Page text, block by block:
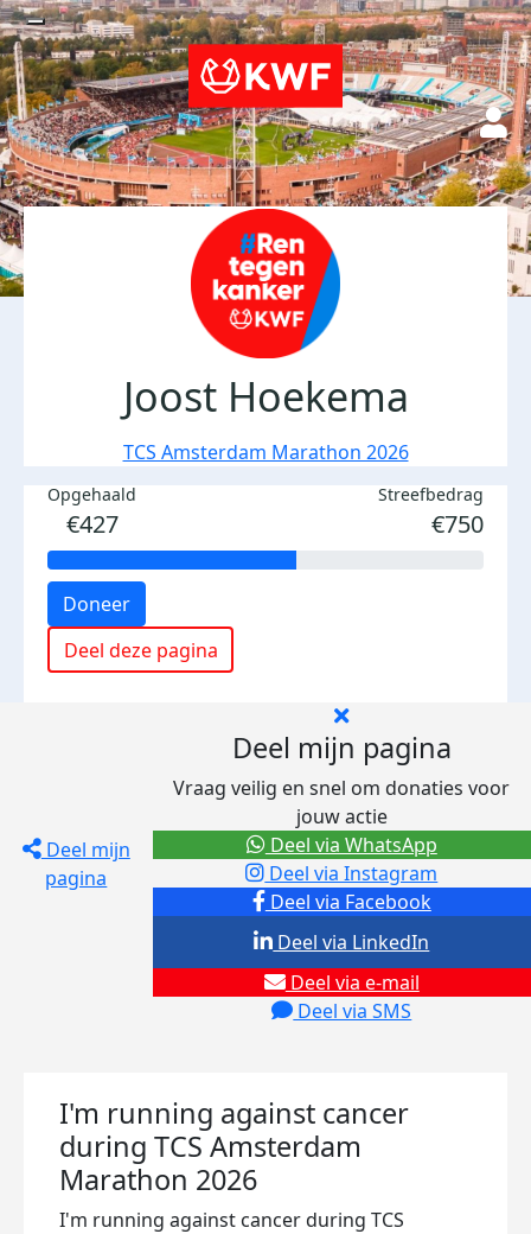
Joost Hoekema
TCS Amsterdam Marathon 2026
Opgehaald
€427
Streefbedrag
€750
Doneer
Deel deze pagina
Deel mijn
pagina
Deel mijn pagina
Vraag veilig en snel om donaties voor
jouw actie
Deel via Facebook
Deel via Instagram
Deel via e-mail
Deel via SMS
Deel via LinkedIn
Deel via WhatsApp
I'm running against cancer
during TCS Amsterdam
Marathon 2026
I'm running against cancer during TCS